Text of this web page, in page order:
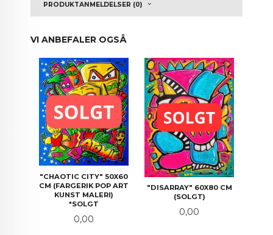
PRODUKTANMELDELSER (0)
VI ANBEFALER OGSÅ
"CHAOTIC CITY" 50X60
CM (FARGERIK POP ART
KUNST MALERI)
*SOLGT
Pris
0,00
"DISARRAY" 60X80 CM
(SOLGT)
Pris
0,00